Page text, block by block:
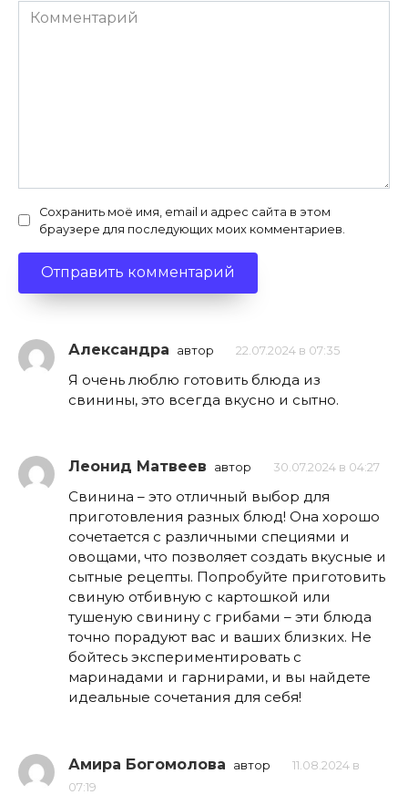
Комментарий
Сохранить моё имя, email и адрес сайта в этом
браузере для последующих моих комментариев.
Александра автор 22.07.2024 в 07:35
Я очень люблю готовить блюда из
свинины, это всегда вкусно и сытно.
Леонид Матвеев автор 30.07.2024 в 04:27
Свинина – это отличный выбор для
приготовления разных блюд! Она хорошо
сочетается с различными специями и
овощами, что позволяет создать вкусные и
сытные рецепты. Попробуйте приготовить
свиную отбивную с картошкой или
тушеную свинину с грибами – эти блюда
точно порадуют вас и ваших близких. Не
бойтесь экспериментировать с
маринадами и гарнирами, и вы найдете
идеальные сочетания для себя!
Амира Богомолова автор
11.08.2024 в
07:19